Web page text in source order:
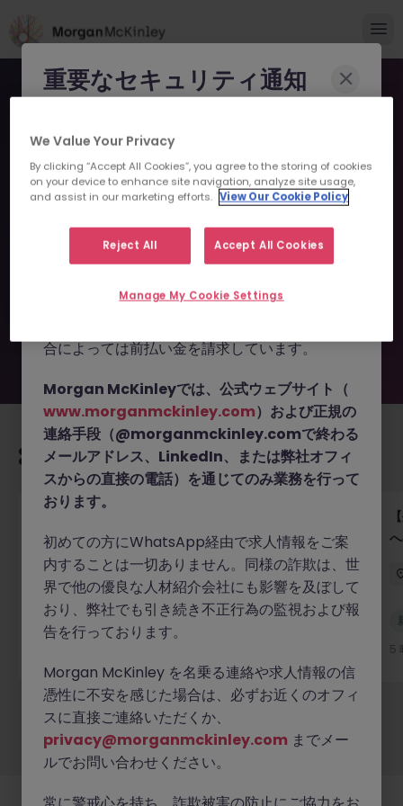
申し訳ございません。こちら
の求人の掲載は終了しまし
た。
あなたにおすすめの求人
年以上歓迎
東京 正社員 業界水準による
新着
5
もっと見る
採用企業様新着求人最新トピックス当社について 法務 クッキーの設定
重要なセキュリティ通知
になりすまし、求職者を詐欺に巻き込もうとする
事例が報告されています。
morganmckinleyjob.com、
morganmckinleyhire.com）を使用し、虚偽の
で、WhatsApp などのメッセージアプリを通じ
合によっては前払い金を請求しています。
Morgan McKinleyでは、公式ウェブサイト（
www.morganmckinley.com）および正規の
連絡手段（@morganmckinley.comで終わる
メールアドレス、LinkedIn、または弊社オフィ
スからの直接の電話）を通じてのみ業務を行って
おります。
初めての方にWhatsApp経由で求人情報をご案
内することは一切ありません。同様の詐欺は、世
界で他の優良な人材紹介会社にも影響を及ぼして
おり、弊社でも引き続き不正行為の監視および報
告を行っております。
Morgan McKinley を名乗る連絡や求人情報の信
憑性に不安を感じた場合は、必ずお近くのオフィ
スに直接ご連絡いただくか、
privacy@morganmckinley.com までメー
ルでお問い合わせください。
We Value Your Privacy
By clicking “Accept All Cookies”, you agree to the storing of cookies
on your device to enhance site navigation, analyze site usage,
and assist in our marketing efforts. View Our Cookie Policy
Reject All Accept All Cookies
Manage My Cookie Settings